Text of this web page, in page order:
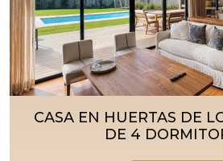
CASA EN HUERTAS DE
DE 4